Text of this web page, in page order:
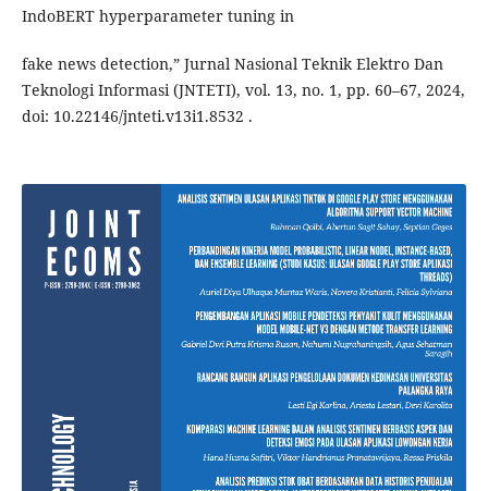
IndoBERT hyperparameter tuning in
fake news detection,” Jurnal Nasional Teknik Elektro Dan
Teknologi Informasi (JNTETI), vol. 13, no. 1, pp. 60–67, 2024,
doi: 10.22146/jnteti.v13i1.8532 .